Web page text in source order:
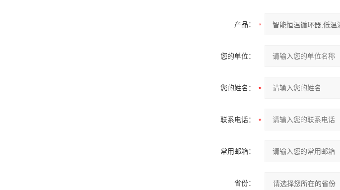
产品：
您的单位：
您的姓名：
联系电话：
常用邮箱：
省份：